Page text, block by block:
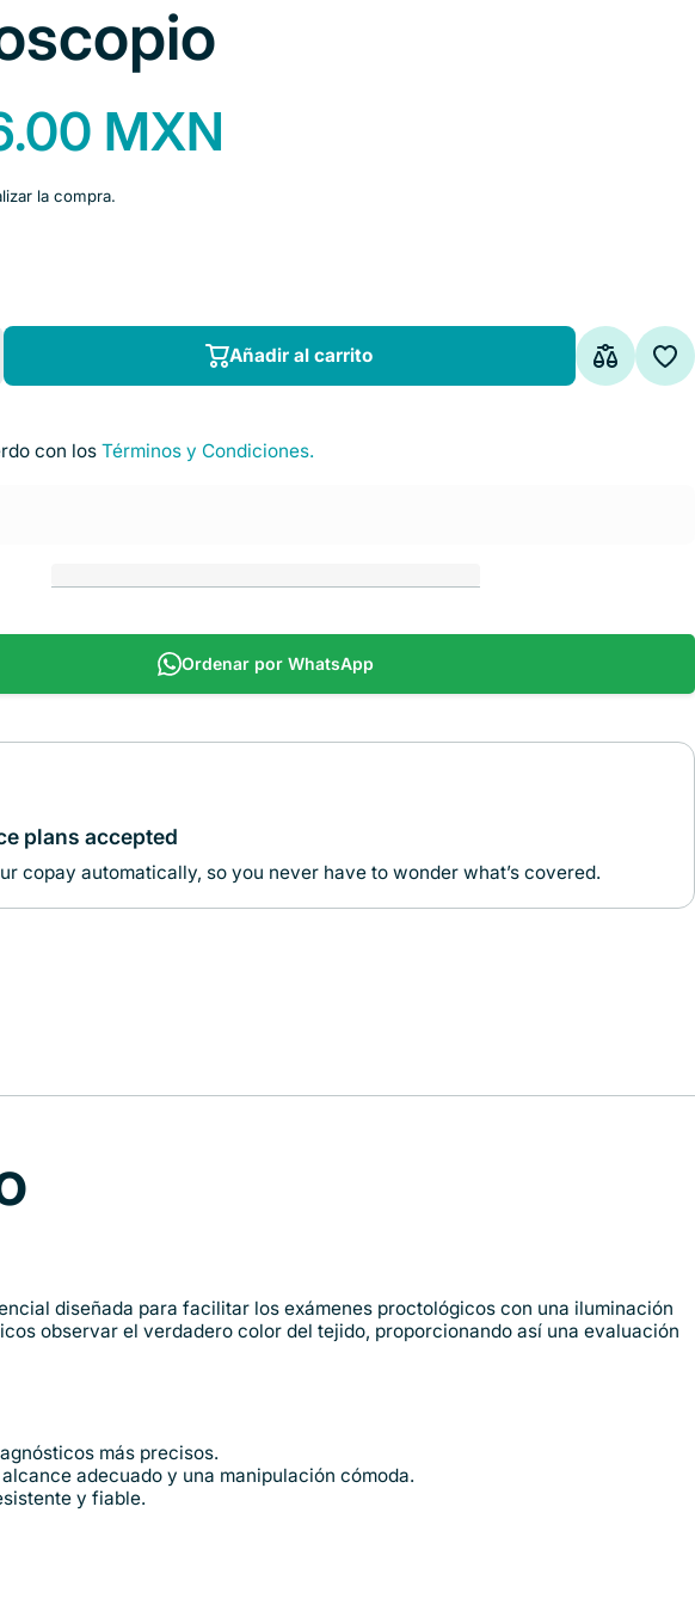
MXN
la compra.
Mango
Añadir al carrito
con los Términos y Condiciones.
Ordenar por WhatsApp
plans accepted
copay automatically, so you never have to wonder what’s covered.
diseñada para facilitar los exámenes proctológicos con una iluminación
observar el verdadero color del tejido, proporcionando así una evaluación
más precisos.
adecuado y una manipulación cómoda.
y fiable.